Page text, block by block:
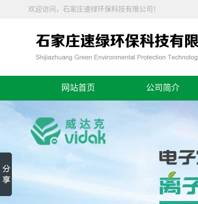
欢迎访问，石家庄速绿环保科技有限公司！
网站首页 公司简介